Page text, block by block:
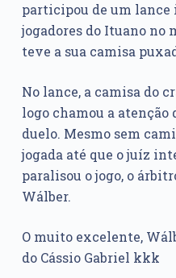
participou de um
jogadores do Ituano no
teve a sua camisa
No lance, a camisa do
logo chamou a atenção
duelo. Mesmo sem
jogada até que o juíz
paralisou o jogo, o
Wálber.
O muito excelente,
do Cássio Gabriel kkk